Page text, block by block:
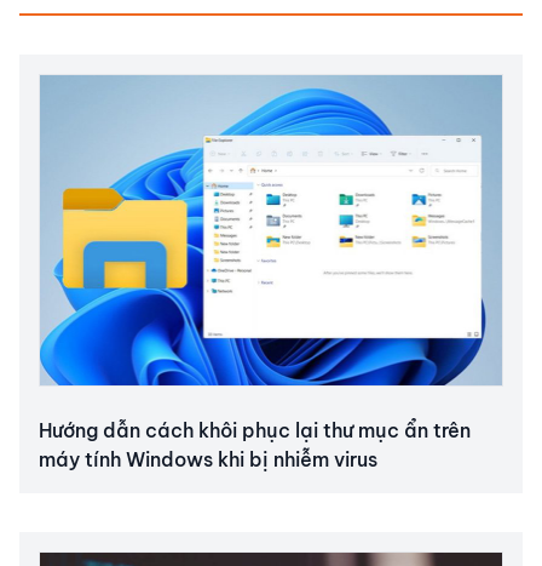
Hướng dẫn cách khôi phục lại thư mục ẩn trên
máy tính Windows khi bị nhiễm virus